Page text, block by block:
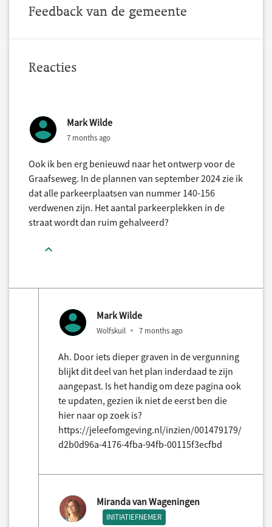
Feedback van de gemeente
Reacties
Mark Wilde
7 months ago
Ook ik ben erg benieuwd naar het ontwerp voor de
Graafseweg. In de plannen van september 2024 zie ik
dat alle parkeerplaatsen van nummer 140-156
verdwenen zijn. Het aantal parkeerplekken in de
straat wordt dan ruim gehalveerd?
Mark Wilde
Wolfskuil 7 months ago
Ah. Door iets dieper graven in de vergunning
blijkt dit deel van het plan inderdaad te zijn
aangepast. Is het handig om deze pagina ook
te updaten, gezien ik niet de eerst ben die
hier naar op zoek is?
https://jeleefomgeving.nl/inzien/001479179/
d2b0d96a-4176-4fba-94fb-00115f3ecfbd
Miranda van Wageningen
INITIATIEFNEMER